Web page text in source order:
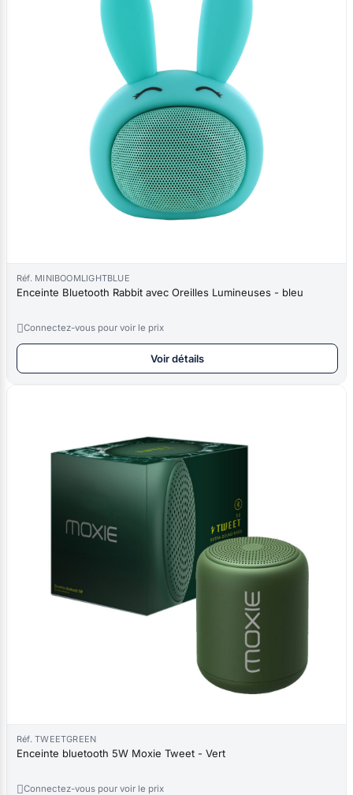
Réf. MINIBOOMLIGHTBLUE
Enceinte Bluetooth Rabbit avec Oreilles Lumineuses - bleu
Connectez-vous pour voir le prix
Voir détails
Réf. TWEETGREEN
Enceinte bluetooth 5W Moxie Tweet - Vert
Connectez-vous pour voir le prix